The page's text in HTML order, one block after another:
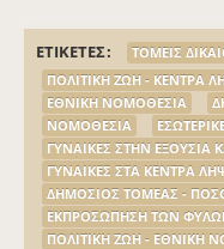
ΕΤΙΚΕΤΕΣ ΤΟΜΕΙΣ
ΠΟΛΙΤΙΚΗ ΖΩΗ - ΚΕΝΤΡΑ
ΕΘΝΙΚΗ ΝΟΜΟΘΕΣΙΑ
ΝΟΜΟΘΕΣΙΑ
ΓΥΝΑΙΚΕΣ ΣΤΗΝ
ΓΥΝΑΙΚΕΣ ΣΤΑ ΚΕΝΤΡΑ
ΔΗΜΟΣΙΟΣ ΤΟΜΕΑΣ -
ΕΚΠΡΟΣΩΠΗΣΗ ΤΩΝ
ΠΟΛΙΤΙΚΗ ΖΩΗ - ΕΘΝΙΚΗ